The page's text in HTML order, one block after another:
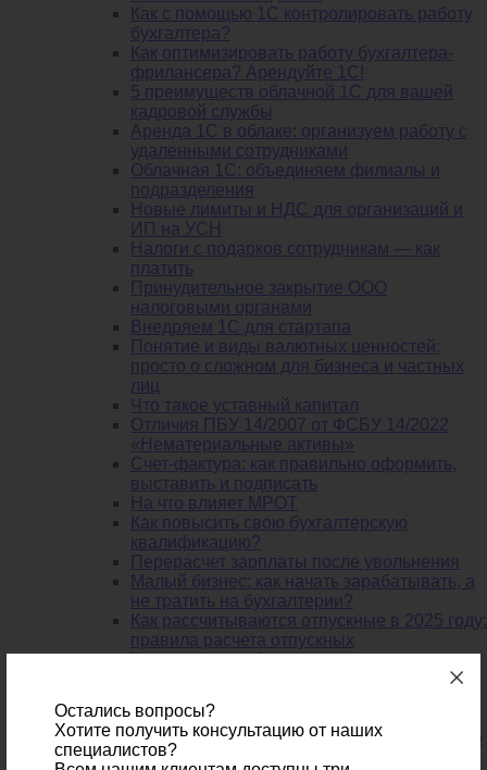
Как с помощью 1С контролировать работу
бухгалтера?
Как оптимизировать работу бухгалтера-
фрилансера? Арендуйте 1С!
5 преимуществ облачной 1С для вашей
кадровой службы
Аренда 1С в облаке: организуем работу с
удаленными сотрудниками
Облачная 1С: объединяем филиалы и
подразделения
Новые лимиты и НДС для организаций и
ИП на УСН
Налоги с подарков сотрудникам — как
платить
Принудительное закрытие ООО
налоговыми органами
Внедряем 1С для стартапа
Понятие и виды валютных ценностей:
просто о сложном для бизнеса и частных
лиц
Что такое уставный капитал
Отличия ПБУ 14/2007 от ФСБУ 14/2022
«Нематериальные активы»
Счет-фактура: как правильно оформить,
выставить и подписать
На что влияет МРОТ
Как повысить свою бухгалтерскую
квалификацию?
Перерасчет зарплаты после увольнения
Малый бизнес: как начать зарабатывать, а
не тратить на бухгалтерии?
Как рассчитываются отпускные в 2025 году:
правила расчета отпускных
Что такое внеоборотные активы: состав и
налоги?
Снижаем издержки бухгалтерии. Бухгалтер
из региона - насколько это выгодно?
Остались вопросы?
Хотите получить консультацию от наших
специалистов?